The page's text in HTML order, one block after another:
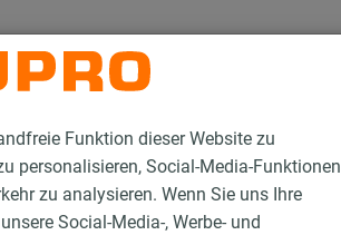
Funktion dieser Website zu
personalisieren, Social-Media-Funktionen
zu analysieren. Wenn Sie uns Ihre
Social-Media-, Werbe- und